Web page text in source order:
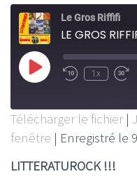
Le Gros Riffifi
LE GROS
Play
EpisodeRewind
Seconds
1x
30
RSS FEED
SHARE
LINK
Télécharger le fichier|
fenêtre | Enregistré le
LITTERATUROCK !!!